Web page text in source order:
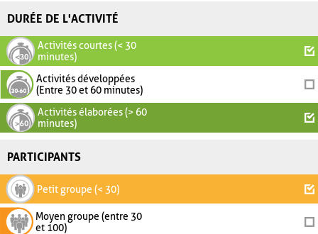
DURÉE DE L'ACTIVITÉ
Activités courtes (< 30
minutes)
Activités développées
(Entre 30 et 60 minutes)
Activités élaborées (> 60
minutes)
PARTICIPANTS
Petit groupe (< 30)
Moyen groupe (entre 30
et 100)